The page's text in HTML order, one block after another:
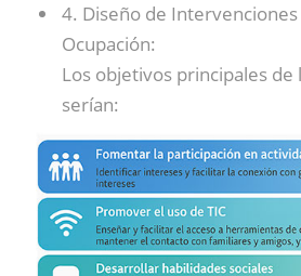
4. Diseño de
Ocupación:
Los objetivos principales
serían: